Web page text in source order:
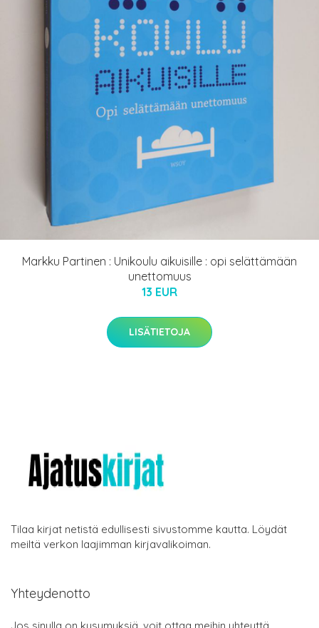
Markku Partinen : Unikoulu aikuisille : opi selättämään
unettomuus
13 EUR
LISÄTIETOJA
Tilaa kirjat netistä edullisesti sivustomme kautta. Löydät
meiltä verkon laajimman kirjavalikoiman.
Yhteydenotto